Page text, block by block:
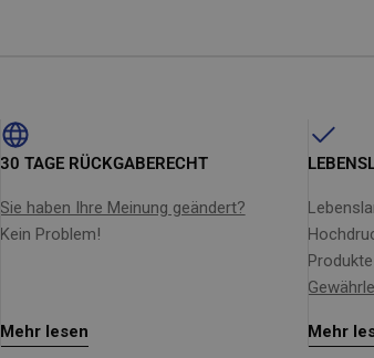
30 TAGE RÜCKGABERECHT
Sie haben Ihre Meinung geändert?
Kein Problem!
Mehr lesen Mehr